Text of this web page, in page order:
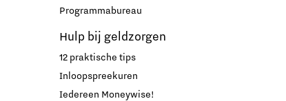
Ontdek Brainport via nieuws en media
Hub Brainport
Ondernemen nieuws
Ondernemen evenementen
Strategie & Organisatie nieuws
Programmabureau
Hulp bij geldzorgen
12 praktische tips
Inloopspreekuren
Iedereen Moneywise!